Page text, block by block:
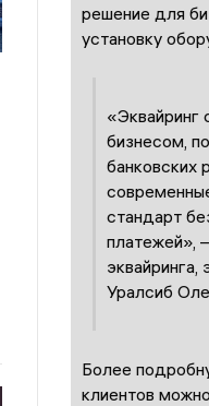
решение для
установку
«Эквайринг
бизнесом,
банковских
стандарт
платежей»,
Уралсиб
Более
клиентов